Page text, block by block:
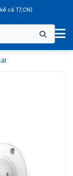
cả T7,CN)